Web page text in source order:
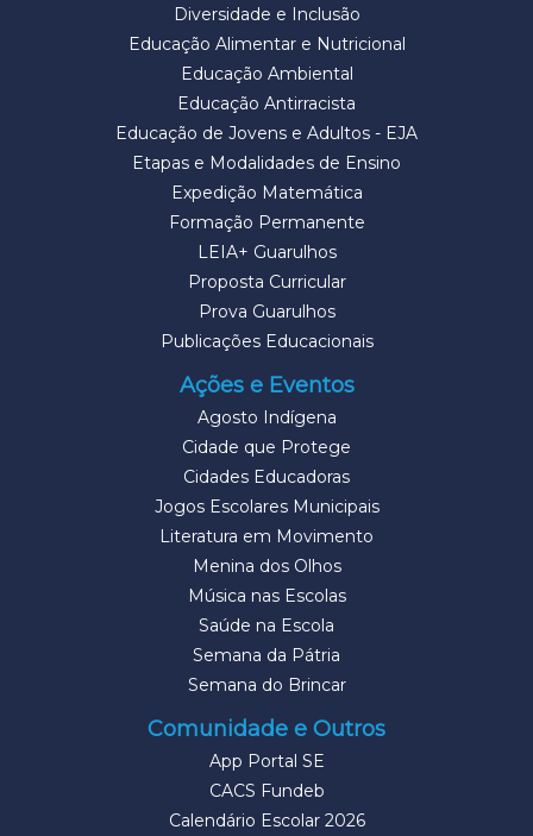
Diversidade e Inclusão
Educação Alimentar e Nutricional
Educação Ambiental
Educação Antirracista
Educação de Jovens e Adultos - EJA
Etapas e Modalidades de Ensino
Expedição Matemática
Formação Permanente
LEIA+ Guarulhos
Proposta Curricular
Prova Guarulhos
Publicações Educacionais
Ações e Eventos
Agosto Indígena
Cidade que Protege
Cidades Educadoras
Jogos Escolares Municipais
Literatura em Movimento
Menina dos Olhos
Música nas Escolas
Saúde na Escola
Semana da Pátria
Semana do Brincar
Comunidade e Outros
App Portal SE
CACS Fundeb
Calendário Escolar 2026